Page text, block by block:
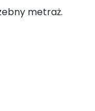
metraż.